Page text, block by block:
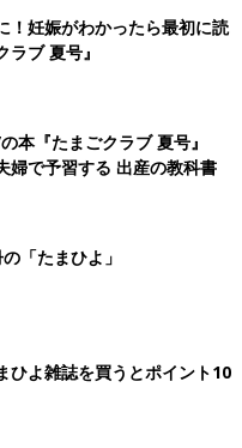
、まずきちんと夫婦で話
聞くことなどが課せられま
えることで、親になる覚
診断検査「母体血清マーカ
いという確率でしたが、ゼ
いた私に、医師はデータ
説明してくださりまし
のように論理的で、感情
が照らし、目から鱗が落
学級」に出かけ、近所に
り合えたことは、本当に
！妊娠がわかったら最初に読
ブ 夏号』
本『たまごクラブ 夏号』
婦で予習する 出産の教科書
「たまひよ」
ひよ雑誌を買うとポイント10